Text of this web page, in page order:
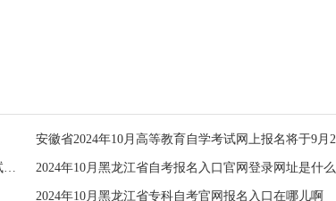
南溪区考办关于2024年下半年自考办理考籍更正和课程免试申请的通知 2024年10月黑龙江省自考报名入口官网登录网址是什么
2024年10月黑龙江省专科自考官网报名入口在哪儿啊